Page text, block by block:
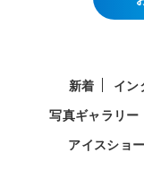
新着 イン
写真ギャラリー
アイスショー